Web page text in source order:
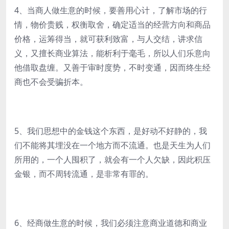
4、当商人做生意的时候，要善用心计，了解市场的行
情，物价贵贱，权衡取舍，确定适当的经营方向和商品
价格，运筹得当，就可获利致富，与人交结，讲求信
义，又擅长商业算法，能析利于毫毛，所以人们乐意向
他借取盘缠。又善于审时度势，不时变通，因而终生经
商也不会受骗折本。
5、我们思想中的金钱这个东西，是好动不好静的，我
们不能将其埋没在一个地方而不流通。也是天生为人们
所用的，一个人囤积了，就会有一个人欠缺，因此积压
金银，而不周转流通，是非常有罪的。
6、经商做生意的时候，我们必须注意商业道德和商业